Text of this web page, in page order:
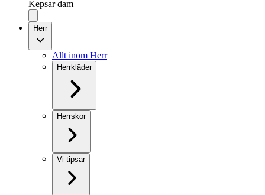
Kepsar dam
Herr
Allt inom Herr
Herrkläder
Herrskor
Vi tipsar